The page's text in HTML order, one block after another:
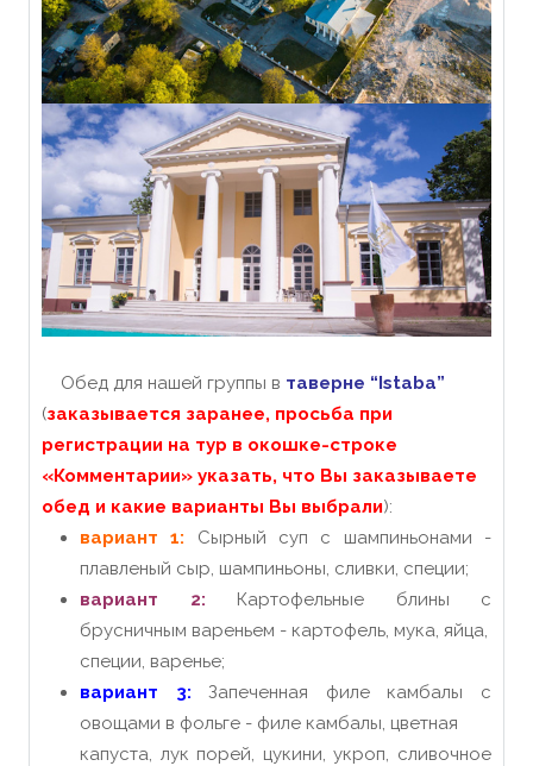
Обед для нашей группы в таверне “Istaba”
(заказывается заранее, просьба при
регистрации на тур в окошке-строке
«Комментарии» указать, что Вы заказываете
обед и какие варианты Вы выбрали):
вариант 1: Сырный суп с шампиньонами -
плавленый сыр, шампиньоны, сливки, специи;
вариант 2: Картофельные блины с
брусничным вареньем - картофель, мука, яйца,
специи, варенье;
вариант 3: Запеченная филе камбалы с
овощами в фольге - филе камбалы, цветная
капуста, лук порей, цукини, укроп, сливочное